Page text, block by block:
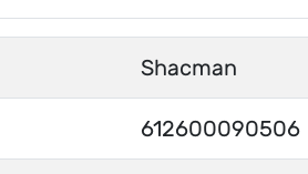
Shacman
612600090506